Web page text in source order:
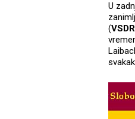
U
(VSDR